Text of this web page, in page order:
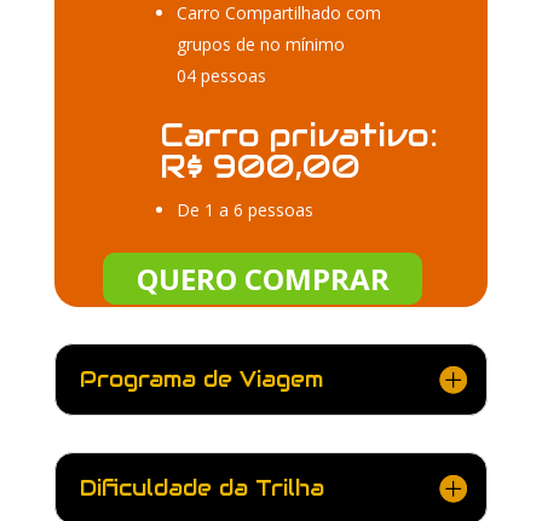
Carro Compartilhado com
grupos de no mínimo
04 pessoas
Carro privativo:
R$ 900,00
De 1 a 6 pessoas
QUERO COMPRAR
Programa de Viagem
Dificuldade da Trilha